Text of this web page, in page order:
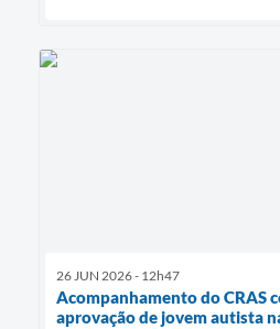
26 JUN 2026 - 12h47
Acompanhamento do CRAS
aprovação de jovem autista